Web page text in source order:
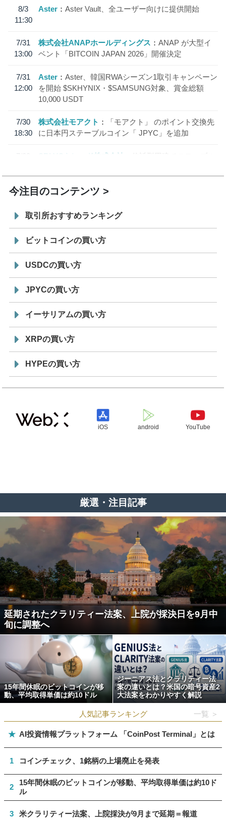
8/3
11:30
Aster Aster Vault、全ユーザー向けに提供開始
7/31
13:00
株式会社ANAPホールディングス
ANAP が大型イ
ベント「BITCOIN JAPAN 2026」開催決定
7/31
12:00
Aster
Aster、韓国RWAシーズン1取引キャンペーン
を開始 $SKHYNIX・$SAMSUNG対象、賞金総額
10,000 USDT
7/30
18:30
株式会社モアクト
「モアクト」 のポイント交換先
に日本円ステーブルコイン「 JPYC」を追加
7/29
SBI VCトレード株式会社
信託型円建てステーブル
今注目のコンテンツ
取引所おすすめランキング
ビットコインの買い方
USDCの買い方
JPYCの買い方
イーサリアムの買い方
XRPの買い方
HYPEの買い方
iOS android YouTube
厳選・注目記事
延期されたクラリティー法案、上院が採決日を9月中
旬に調整へ
15年間休眠のビットコインが移
動、平均取得単価は約10ドル
ジーニアス法とクラリティー法
案の違いとは？米国の暗号資産2
大法案をわかりやすく解説
人気記事ランキング 一覧 ＞
★ AI投資情報プラットフォーム 「CoinPost Terminal」とは
1 コインチェック、1銘柄の上場廃止を発表
2
15年間休眠のビットコインが移動、平均取得単価は約10ド
ル
3 米クラリティー法案、上院採決が9月まで延期＝報道